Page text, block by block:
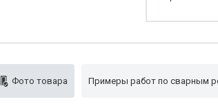
Фото товара Примеры работ по сварным